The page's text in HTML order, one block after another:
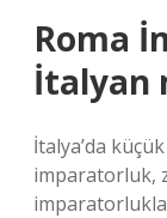
Roma
İtalyan
İtalya’da
imparatorluk,